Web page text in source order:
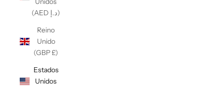
(AED د.إ)
Reino
Unido
(GBP £)
Estados
Unidos